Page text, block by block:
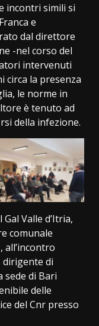
incontri simili si
e
dal direttore
-nel corso del
intervenuti
la presenza
le norme in
è tenuto ad
della infezione.
Valle d’Itria,
comunale
all’incontro
dirigente di
sede di Bari
delle
del Cnr presso